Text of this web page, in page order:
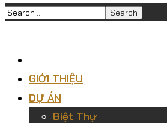
GIỚI THIỆU
DỰ ÁN
Biệt Thự